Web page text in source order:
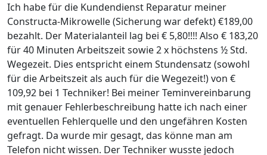
Ich habe für die Kundendienst Reparatur meiner
Constructa-Mikrowelle (Sicherung war defekt) €189,00
bezahlt. Der Materialanteil lag bei € 5,80!!!! Also € 183,20
für 40 Minuten Arbeitszeit sowie 2 x höchstens ½ Std.
Wegezeit. Dies entspricht einem Stundensatz (sowohl
für die Arbeitszeit als auch für die Wegezeit!) von €
109,92 bei 1 Techniker! Bei meiner Teminvereinbarung
mit genauer Fehlerbeschreibung hatte ich nach einer
eventuellen Fehlerquelle und den ungefähren Kosten
gefragt. Da wurde mir gesagt, das könne man am
Telefon nicht wissen. Der Techniker wusste jedoch